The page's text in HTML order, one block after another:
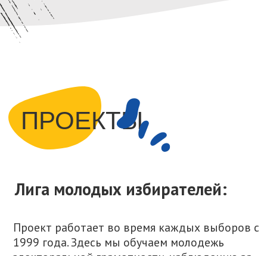
«Пусть продержится, мобильная
группа едет». Репортаж из офиса
координаторов наблюдателей
У меня украли победу: чем
недовольны проигравшие кандидаты
в депутаты и что намерены делать
Наблюдатели: ЦИК преувеличила
Подробнее